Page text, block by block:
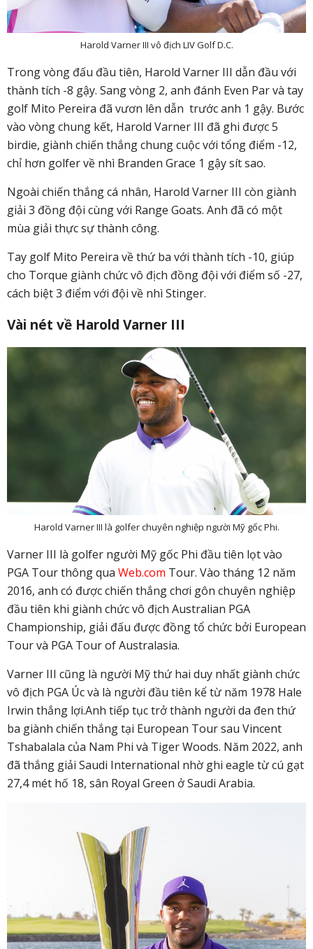
Harold Varner III vô địch LIV Golf D.C.
Trong vòng đấu đầu tiên, Harold Varner III dẫn đầu với
thành tích -8 gậy. Sang vòng 2, anh đánh Even Par và tay
golf Mito Pereira đã vươn lên dẫn trước anh 1 gậy. Bước
vào vòng chung kết, Harold Varner III đã ghi được 5
birdie, giành chiến thắng chung cuộc với tổng điểm -12,
chỉ hơn golfer về nhì Branden Grace 1 gậy sít sao.
Ngoài chiến thắng cá nhân, Harold Varner III còn giành
giải 3 đồng đội cùng với Range Goats. Anh đã có một
mùa giải thực sự thành công.
Tay golf Mito Pereira về thứ ba với thành tích -10, giúp
cho Torque giành chức vô địch đồng đội với điểm số -27,
cách biệt 3 điểm với đội về nhì Stinger.
Vài nét về Harold Varner III
Harold Varner III là golfer chuyên nghiệp người Mỹ gốc Phi.
Varner III là golfer người Mỹ gốc Phi đầu tiên lọt vào
PGA Tour thông qua Web.com Tour. Vào tháng 12 năm
2016, anh có được chiến thắng chơi gôn chuyên nghiệp
đầu tiên khi giành chức vô địch Australian PGA
Championship, giải đấu được đồng tổ chức bởi European
Tour và PGA Tour of Australasia.
Varner III cũng là người Mỹ thứ hai duy nhất giành chức
vô địch PGA Úc và là người đầu tiên kể từ năm 1978 Hale
Irwin thắng lợi.Anh tiếp tục trở thành người da đen thứ
ba giành chiến thắng tại European Tour sau Vincent
Tshabalala của Nam Phi và Tiger Woods. Năm 2022, anh
đã thắng giải Saudi International nhờ ghi eagle từ cú gạt
27,4 mét hố 18, sân Royal Green ở Saudi Arabia.